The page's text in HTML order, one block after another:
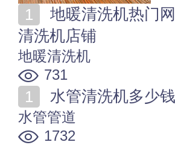
清洗机店铺
地暖清洗机
731
水管清洗机多少
水管管道
1732